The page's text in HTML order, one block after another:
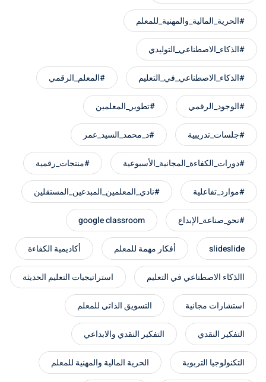
#الحرية_المالية_والمهنية_للمعلم
#الذكاء_الاصطناعي_التوليدي
#الذكاء_الاصطناعي_في_التعليم #المعلم_الرقمي
#الوجود_الرقمي #تطوير_المعلمين
#جلسات_تدريبية #د_محمد_السيد_عمر
#دورات_الكفاءة_المجانية_الأسبوعية #منتجات_رقمية
#موارد_تفاعلية #نادي_المعلمين_المبدعين_المستقلين
#نحو_صناعة_الإبداع google classroom
slideslide أفكار مهمة للمعلم أكاديمية الكفاءة
االذكاء الاصطناعي في التعليم استراتيجيات التعليم الحديثة
استشارات مجانية التسويق الذاتي للمعلم
التفكير النقدي التفكير النقدي والابداعي
التكنولوجيا التربوية الحرية المالية والمهنية للمعلم